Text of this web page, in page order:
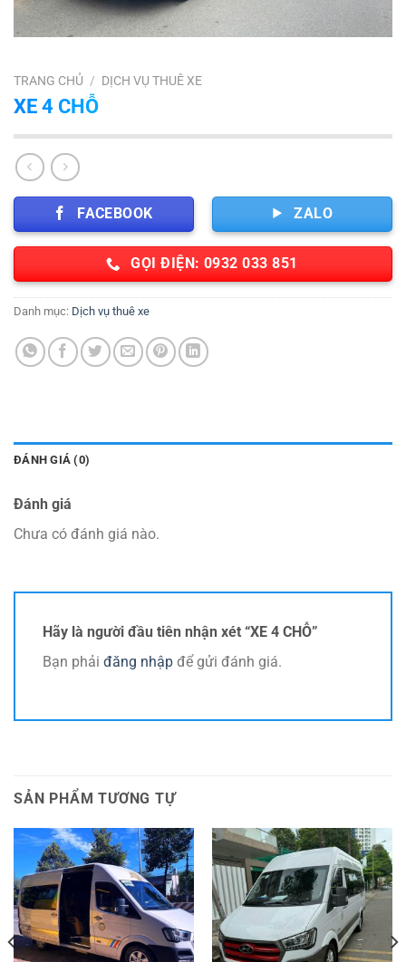
TRANG CHỦ / DỊCH VỤ THUÊ XE
XE 4 CHỖ
FACEBOOK ZALO
GỌI ĐIỆN: 0932 033 851
Danh mục: Dịch vụ thuê xe
ĐÁNH GIÁ (0)
Đánh giá
Chưa có đánh giá nào.
Hãy là người đầu tiên nhận xét “XE 4 CHỖ”
Bạn phải đăng nhập để gửi đánh giá.
SẢN PHẨM TƯƠNG TỰ